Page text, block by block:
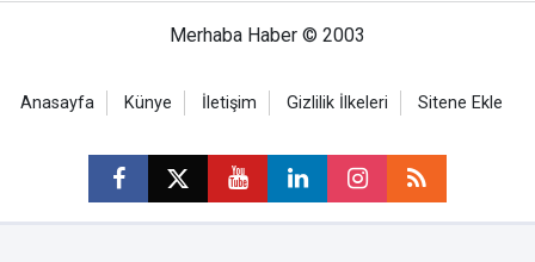
Merhaba Haber © 2003
Anasayfa Künye İletişim Gizlilik İlkeleri Sitene Ekle